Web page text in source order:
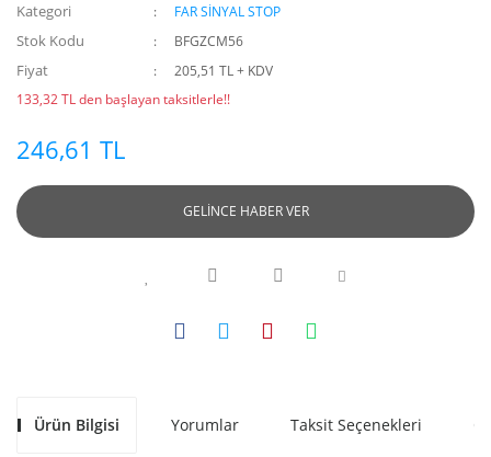
Kategori FAR SİNYAL STOP
Stok Kodu BFGZCM56
Fiyat
205,51 TL + KDV
133,32 TL den başlayan taksitlerle!!
246,61 TL
GELİNCE HABER VER
Ürün Bilgisi Yorumlar Taksit Seçenekleri